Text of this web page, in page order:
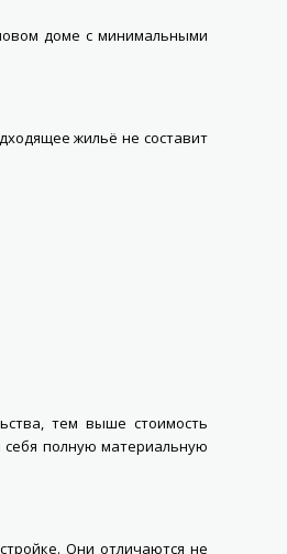
доме с минимальными
жильё не составит
тем выше стоимость
полную материальную
Они отличаются не